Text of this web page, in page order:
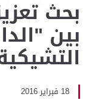
بحث
بين
18 فبراير 2016